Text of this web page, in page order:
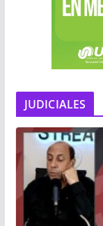
JUDICIALES